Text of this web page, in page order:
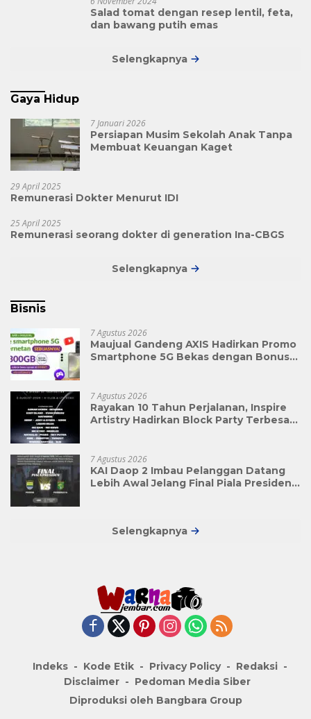
Salad tomat dengan resep lentil, feta,
dan bawang putih emas
Selengkapnya
Gaya Hidup
7 Januari 2026
Persiapan Musim Sekolah Anak Tanpa
Membuat Keuangan Kaget
29 April 2025
Remunerasi Dokter Menurut IDI
25 April 2025
Remunerasi seorang dokter di generation Ina-CBGS
Selengkapnya
Bisnis
7 Agustus 2026
Maujual Gandeng AXIS Hadirkan Promo
Smartphone 5G Bekas dengan Bonus
7 Agustus 2026
Rayakan 10 Tahun Perjalanan, Inspire
Artistry Hadirkan Block Party Terbesar
7 Agustus 2026
KAI Daop 2 Imbau Pelanggan Datang
Lebih Awal Jelang Final Piala Presiden
Selengkapnya
Indeks Kode Etik Privacy Policy
Redaksi
Disclaimer
Pedoman Media Siber
Diproduksi oleh Bangbara Group